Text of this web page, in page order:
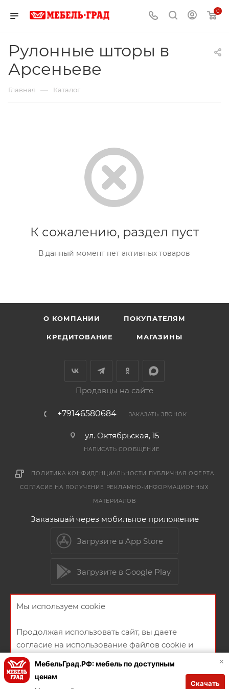
0
Рулонные шторы в
Арсеньеве
Главная — Каталог
К сожалению, раздел пуст
В данный момент нет активных товаров
О КОМПАНИИ ПОКУПАТЕЛЯМ
КРЕДИТОВАНИЕ МАГАЗИНЫ
Продавцы на сайте
+79146580684 ЗАКАЗАТЬ ЗВОНОК
ул. Октябрьская, 15
НАПИСАТЬ СООБЩЕНИЕ
ПОЛИТИКА КОНФИДЕНЦИАЛЬНОСТИ ПУБЛИЧНАЯ ОФЕРТА
СОГЛАСИЕ НА ПОЛУЧЕНИЕ РЕКЛАМНО-ИНФОРМАЦИОННЫХ
МАТЕРИАЛОВ
Заказывай через мобильное приложение
Загрузите в App Store
Загрузите в Google Play
Мы используем cookie
Продолжая использовать сайт, вы даете
согласие на использование файлов cookie и
политикой конфиденциальности
ХОРОШО
×
МебельГрад.РФ: мебель по доступным
ценам
Скачать